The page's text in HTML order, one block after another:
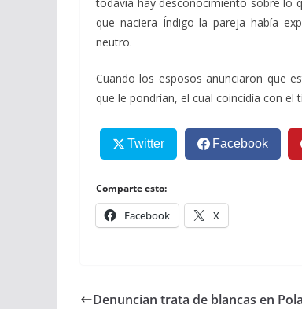
que naciera Índigo la pareja había
neutro.
Cuando los esposos anunciaron que
que le pondrían, el cual coincidía con el
Twitter Facebook
Comparte esto:
Facebook X
Denuncian trata de blancas en